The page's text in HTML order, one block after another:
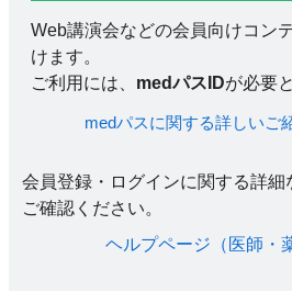
Web講演会などの会員向けコン
けます。
ご利用には、 medパスIDが必要
medパスに関する詳しいご
会員登録・ログインに関する詳細
ご確認ください。​
ヘルプページ（医師・